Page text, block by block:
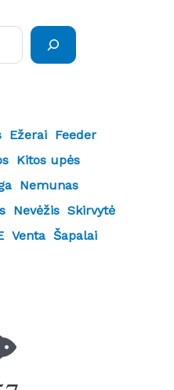
Ežerai Feeder
Kitos upės
Nemunas
Nevėžis Skirvytė
Venta Šapalai